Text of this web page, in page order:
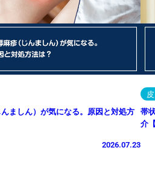
ましん）が気になる。原因と対処方
2026.07.23
帯
介